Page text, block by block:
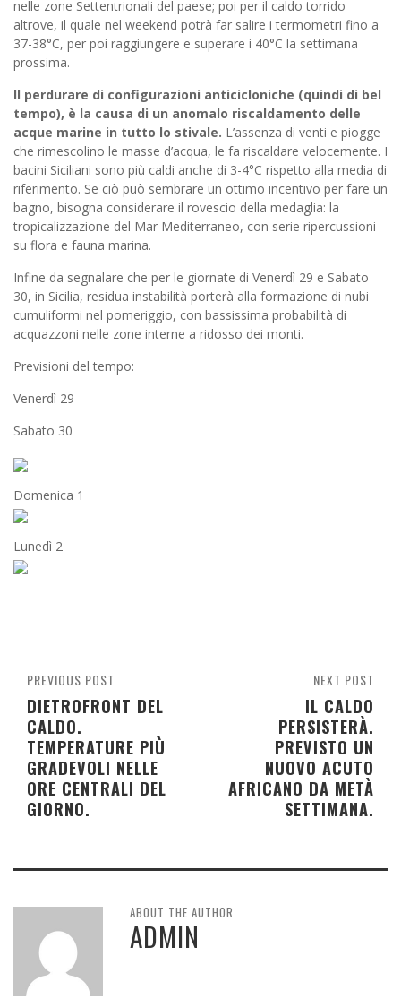
nelle zone Settentrionali del paese; poi per il caldo torrido
altrove, il quale nel weekend potrà far salire i termometri fino a
37-38°C, per poi raggiungere e superare i 40°C la settimana
prossima.
Il perdurare di configurazioni anticicloniche (quindi di bel
tempo), è la causa di un anomalo riscaldamento delle
acque marine in tutto lo stivale. L’assenza di venti e piogge
che rimescolino le masse d’acqua, le fa riscaldare velocemente. I
bacini Siciliani sono più caldi anche di 3-4°C rispetto alla media di
riferimento. Se ciò può sembrare un ottimo incentivo per fare un
bagno, bisogna considerare il rovescio della medaglia: la
tropicalizzazione del Mar Mediterraneo, con serie ripercussioni
su flora e fauna marina.
Infine da segnalare che per le giornate di Venerdì 29 e Sabato
30, in Sicilia, residua instabilità porterà alla formazione di nubi
cumuliformi nel pomeriggio, con bassissima probabilità di
acquazzoni nelle zone interne a ridosso dei monti.
Previsioni del tempo:
Venerdì 29
Sabato 30
Domenica 1
Lunedì 2
NEXT POST
IL CALDO
PERSISTERÀ.
PREVISTO UN
NUOVO ACUTO
AFRICANO DA METÀ
SETTIMANA.
PREVIOUS POST
DIETROFRONT DEL
CALDO.
TEMPERATURE PIÙ
GRADEVOLI NELLE
ORE CENTRALI DEL
GIORNO.
ABOUT THE AUTHOR
ADMIN